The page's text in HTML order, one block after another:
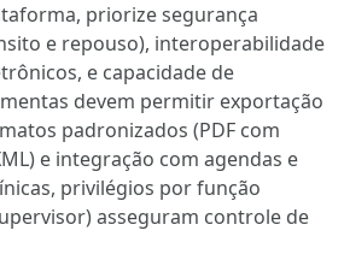
priorize segurança
e repouso), interoperabilidade
e capacidade de
devem permitir exportação
padronizados (PDF com
e integração com agendas e
privilégios por função
asseguram controle de